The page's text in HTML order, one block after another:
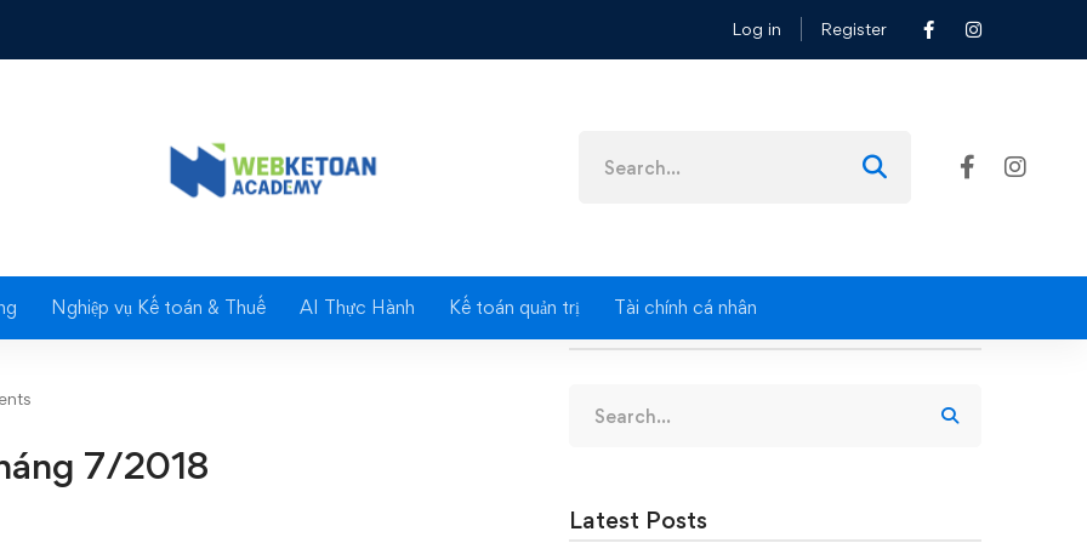
Log in Register
for:
Nghiệp vụ Kế toán & Thuế AI Thực Hành Kế toán quản trị Tài chính cá nhân
7/2018
7/2018
for:
Latest Posts